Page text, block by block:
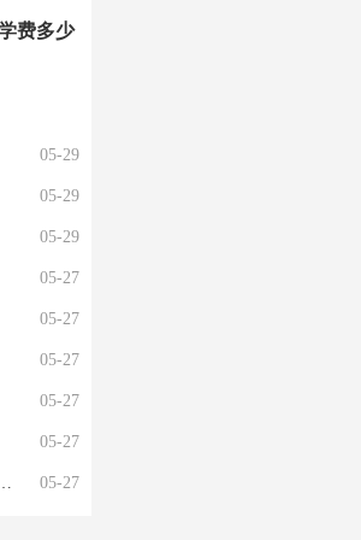
费多少
05-29
05-29
05-29
05-27
05-27
05-27
05-27
05-27
05-27